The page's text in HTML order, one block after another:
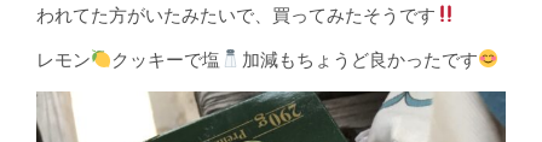
われてた方がいたみたいで、買ってみたそうです
レモン クッキーで塩 加減もちょうど良かったです